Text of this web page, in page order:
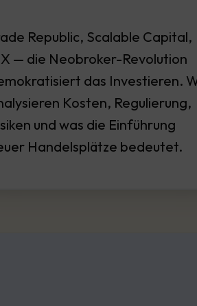
Republic, Scalable Capital,
— die Neobroker-Revolution
das Investieren.
Kosten, Regulierung,
und was die Einführung
Handelsplätze bedeutet.